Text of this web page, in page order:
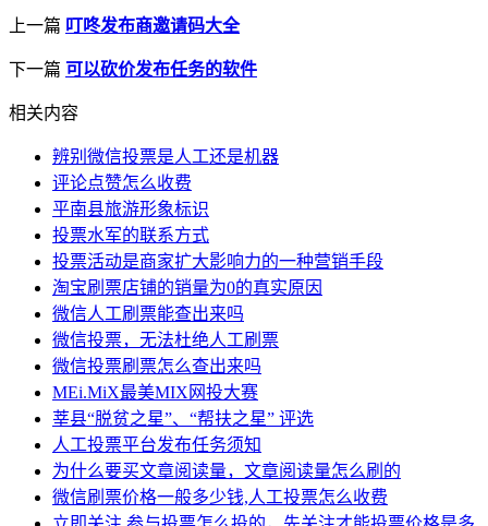
上一篇 叮咚发布商邀请码大全
下一篇 可以砍价发布任务的软件
相关内容
辨别微信投票是人工还是机器
评论点赞怎么收费
平南县旅游形象标识
投票水军的联系方式
投票活动是商家扩大影响力的一种营销手段
淘宝刷票店铺的销量为0的真实原因
微信人工刷票能查出来吗
微信投票，无法杜绝人工刷票
微信投票刷票怎么查出来吗
MEi.MiX最美MIX网投大赛
莘县“脱贫之星”、“帮扶之星” 评选
人工投票平台发布任务须知
为什么要买文章阅读量，文章阅读量怎么刷的
微信刷票价格一般多少钱,人工投票怎么收费